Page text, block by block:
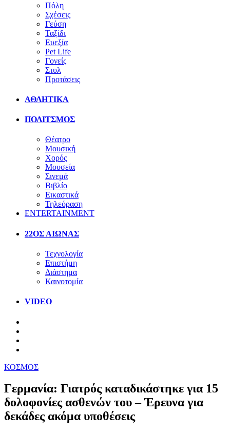
Πόλη
Σχέσεις
Γεύση
Ταξίδι
Ευεξία
Pet Life
Γονείς
Στυλ
Προτάσεις
ΑΘΛΗΤΙΚΑ
ΠΟΛΙΤΣΜΟΣ
Θέατρο
Μουσική
Χορός
Μουσεία
Σινεμά
Βιβλίο
Εικαστικά
Τηλεόραση
ENTERTAINMENT
22ΟΣ ΑΙΩΝΑΣ
Τεχνολογία
Επιστήμη
Διάστημα
Καινοτομία
VIDEO
ΚΟΣΜΟΣ
Γερμανία: Γιατρός καταδικάστηκε για 15
δολοφονίες ασθενών του – Έρευνα για
δεκάδες ακόμα υποθέσεις